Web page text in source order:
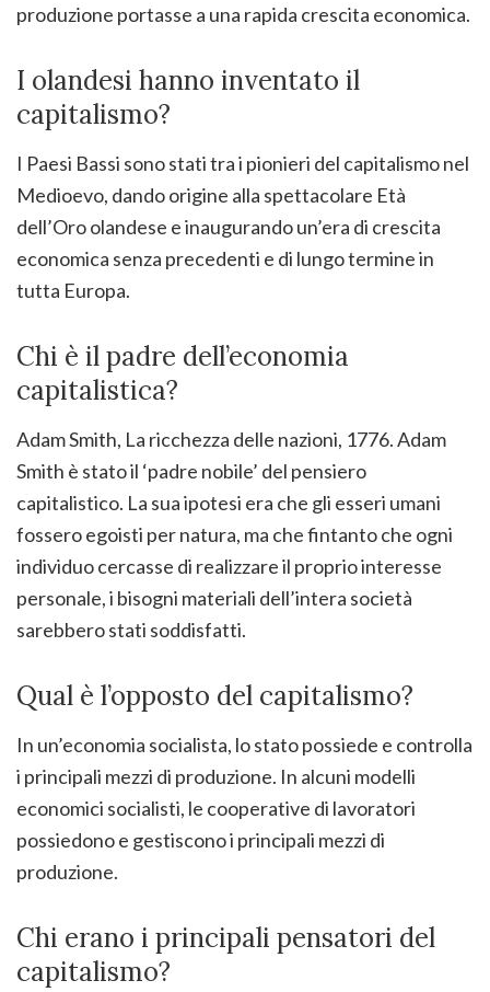
produzione portasse a una rapida crescita economica.
I olandesi hanno inventato il
capitalismo?
I Paesi Bassi sono stati tra i pionieri del capitalismo nel
Medioevo, dando origine alla spettacolare Età
dell’Oro olandese e inaugurando un’era di crescita
economica senza precedenti e di lungo termine in
tutta Europa.
Chi è il padre dell’economia
capitalistica?
Adam Smith, La ricchezza delle nazioni, 1776. Adam
Smith è stato il ‘padre nobile’ del pensiero
capitalistico. La sua ipotesi era che gli esseri umani
fossero egoisti per natura, ma che fintanto che ogni
individuo cercasse di realizzare il proprio interesse
personale, i bisogni materiali dell’intera società
sarebbero stati soddisfatti.
Qual è l’opposto del capitalismo?
In un’economia socialista, lo stato possiede e controlla
i principali mezzi di produzione. In alcuni modelli
economici socialisti, le cooperative di lavoratori
possiedono e gestiscono i principali mezzi di
produzione.
Chi erano i principali pensatori del
capitalismo?